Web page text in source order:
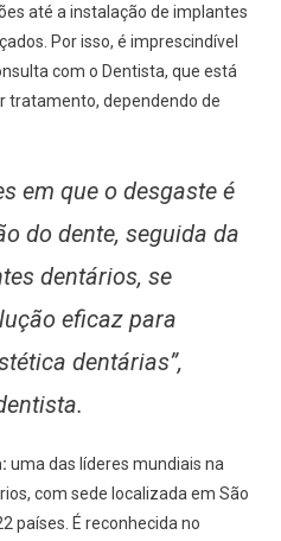
até a instalação de implantes
Por isso, é imprescindível
com o Dentista, que está
tratamento, dependendo de
em que o desgaste é
do dente, seguida da
dentários, se
eficaz para
dentárias”,
uma das líderes mundiais na
com sede localizada em São
países. É reconhecida no